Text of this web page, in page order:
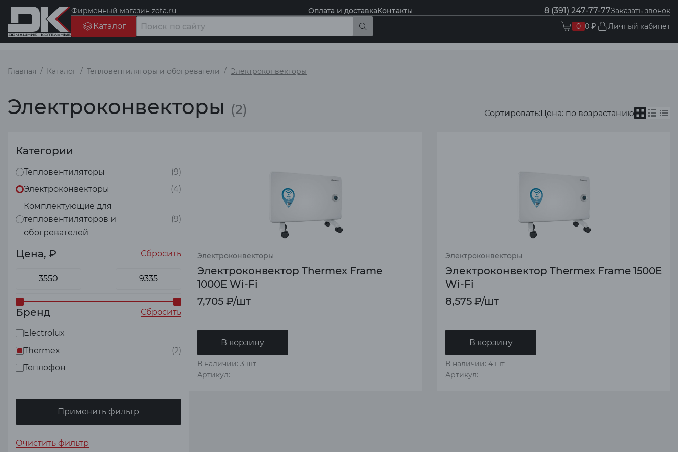
Фирменный магазин zota.ru Оплата и доставкаКонтакты 8 (391) 247-77-77Заказать звонок
Каталог 0 0 ₽ Личный кабинет
Главная Каталог Тепловентиляторы и обогреватели Электроконвекторы
Электроконвекторы (2) Сортировать:Цена: по возрастанию
Категории
Тепловентиляторы
(9)
Электроконвекторы
(4)
Комплектующие для
тепловентиляторов и
обогревателей
(9)
Цена, ₽ Сбросить
Бренд Сбросить
Electrolux
Thermex
(2)
Теплофон
Применить фильтр
Очистить фильтр
Электроконвекторы
Электроконвектор Thermex Frame
1000E Wi-Fi
7,705 ₽/шт
В корзину
В наличии: 3 шт
Артикул:
Электроконвекторы
Электроконвектор Thermex Frame 1500E
Wi-Fi
8,575 ₽/шт
В корзину
В наличии: 4 шт
Артикул: